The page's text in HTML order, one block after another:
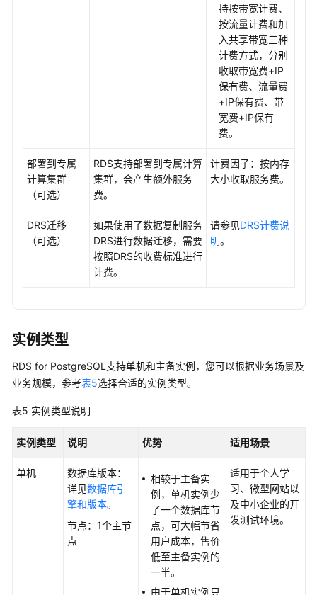
监
控
标
与
管
理
CTS
计
事
持按带宽计费、
按流量计费和加
入共享带宽三种
计费方式，分别
收取带宽费+IP
保有费、流量费
+IP保有费、带
宽费+IP保有
费。
部署到专属
计算集群
（可选）
RDS支持部署到专属计算
集群，会产生额外服务
费。
计费因子：按内存
大小收取服务费。
DRS迁移
（可选）
如果使用了数据复制服务
DRS进行数据迁移，需要
按照DRS的收费标准进行
计费。
请参见DRS计费说
明。
实例类型
RDS for PostgreSQL支持单机和主备实例，您可以根据业务场景及
业务规模，参考表5选择合适的实例类型。
表5 实例类型说明
实例类型 说明 优势 适用场景
单机
数据库版本：
详见数据库引
擎和版本。
节点：1个主节
点
相较于主备实
例，单机实例少
了一个数据库节
点，可大幅节省
用户成本，售价
低至主备实例的
一半。
由于单机实例只
适用于个人学
习、微型网站以
及中小企业的开
发测试环境。